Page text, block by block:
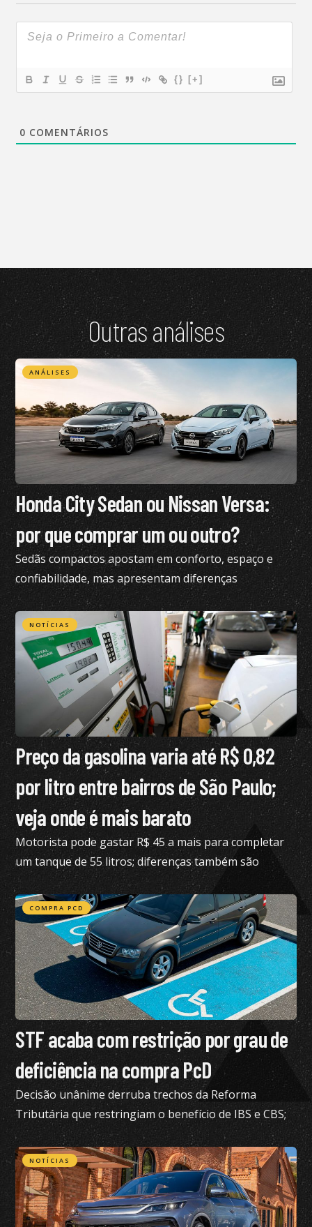
{} [+]
0 COMENTÁRIOS
Outras análises
ANÁLISES
Honda City Sedan ou Nissan Versa:
por que comprar um ou outro?
Sedãs compactos apostam em conforto, espaço e
confiabilidade, mas apresentam diferenças
importantes; confira análise
NOTÍCIAS
Preço da gasolina varia até R$ 0,82
por litro entre bairros de São Paulo;
veja onde é mais barato
Motorista pode gastar R$ 45 a mais para completar
um tanque de 55 litros; diferenças também são
expressivas no etanol e no diesel S10
COMPRA PCD
STF acaba com restrição por grau de
deficiência na compra PcD
Decisão unânime derruba trechos da Reforma
Tributária que restringiam o benefício de IBS e CBS;
confira todos os detalhes
NOTÍCIAS